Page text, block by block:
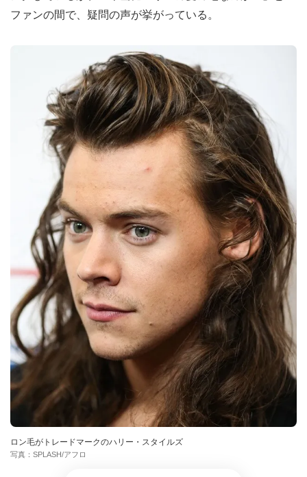
ファンの間で、疑問の声が挙がっている。
ロン毛がトレードマークのハリー・スタイルズ
写真：SPLASH/アフロ